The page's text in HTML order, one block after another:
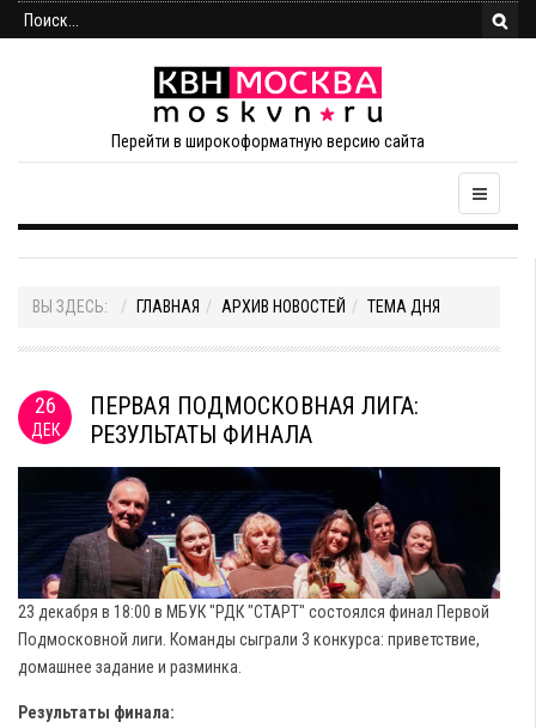
Перейти в широкоформатную версию сайта
ВЫ ЗДЕСЬ: ГЛАВНАЯ АРХИВ НОВОСТЕЙ ТЕМА ДНЯ
26
ДЕК
ПЕРВАЯ ПОДМОСКОВНАЯ ЛИГА:
РЕЗУЛЬТАТЫ ФИНАЛА
23 декабря в 18:00 в МБУК "РДК "СТАРТ" состоялся финал Первой
Подмосковной лиги. Команды сыграли 3 конкурса: приветствие,
домашнее задание и разминка.
Результаты финала: